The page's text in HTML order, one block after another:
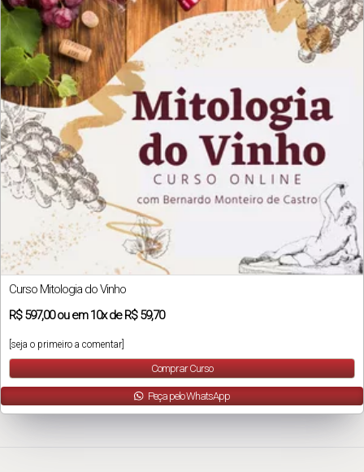
Curso Mitologia do Vinho
R$597,00ou em10xdeR$ 59,70
[seja o primeiro a comentar]
Comprar Curso
Peça pelo WhatsApp